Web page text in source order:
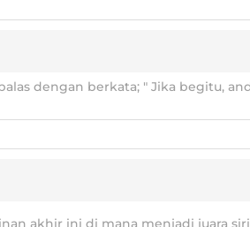
dengan berkata; " Jika begitu,
akhir ini di mana menjadi juara